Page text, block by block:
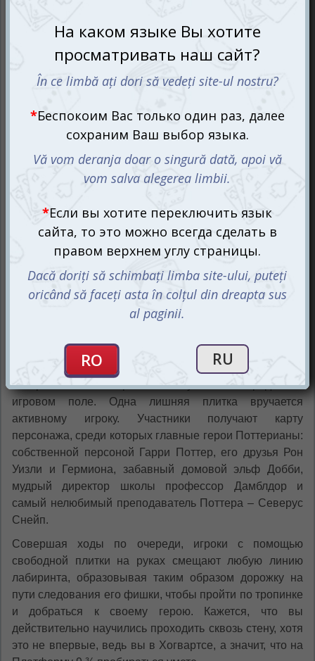
изменяется!
В поисках волшебных предметов и персонажей по
запутанному волшебно-сумасшедшему лабиринту
могут одновременно участвовать 2-4 игрока от 7 лет.
лабиринта, чтобы пройти к своим персонажам.
Перед началом партии расположите плитки с
изображением лабиринта в случайном порядке на
игровом поле. Одна лишняя плитка вручается
активному игроку. Участники получают карту
персонажа, среди которых главные герои Поттерианы:
собственной персоной Гарри Поттер, его друзья Рон
Уизли и Гермиона, забавный домовой эльф Добби,
мудрый директор школы профессор Дамблдор и
самый нелюбимый преподаватель Поттера – Северус
Снейп.
Совершая ходы по очереди, игроки с помощью
свободной плитки на руках смещают любую линию
лабиринта, образовывая таким образом дорожку на
пути следования его фишки, чтобы пройти по тропинке
и добраться к своему герою. Кажется, что вы
действительно научились проходить сквозь стену, хотя
это не впервые, ведь вы в Хогвартсе, а значит, что на